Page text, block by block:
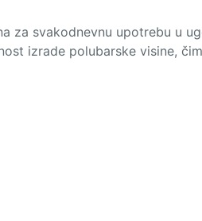
za svakodnevnu upotrebu u
izrade polubarske visine,